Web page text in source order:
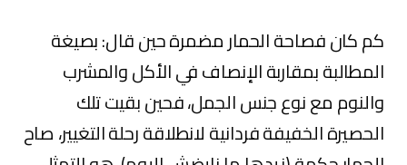
كم كان فصاحة الحمار مضمرة حين قال: بصيغة
المطالبة بمقاربة الإنصاف في الأكل والمشرب
والنوم مع نوع جنس الجمل، فحين بقيت تلك
الحصيرة الخفيفة فردانية لانطلاقة رحلة التغيير، صاح